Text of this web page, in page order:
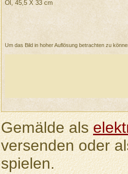
Öl, 45,5 X 33 cm
Um das Bild in hoher Auflösung betrachten zu
Gemälde als
versenden oder
spielen.